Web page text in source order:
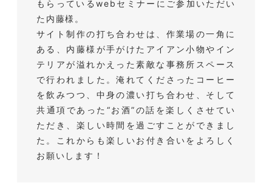
もらっているwebセミナーにご参加いただい
た内藤様。
サイト制作の打ち合わせは、作業場の一角に
ある、内藤様が手がけたアイアン小物やイン
テリアが溢れかえった素敵な事務所スペース
で行われました。淹れてくださったコーヒー
を飲みつつ、中身の濃い打ち合わせ、そして
共通項であった“お酒”の話を楽しくさせてい
ただき、楽しい時間を過ごすことができまし
た。これからも楽しいお付き合いをよろしく
お願いします！